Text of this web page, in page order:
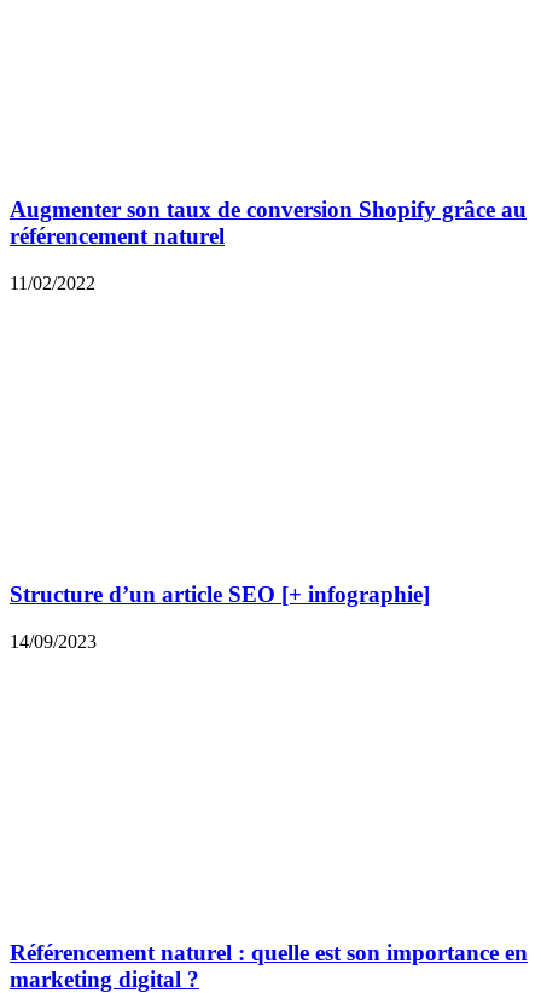
Augmenter son taux de conversion Shopify grâce au
référencement naturel
11/02/2022
Structure d’un article SEO [+ infographie]
14/09/2023
Référencement naturel : quelle est son importance en
marketing digital ?